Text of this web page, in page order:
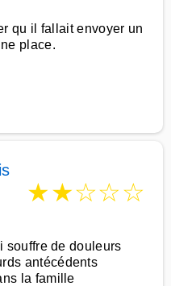
qu il fallait envoyer un
place.
★★☆☆☆
souffre de douleurs
antécédents
la famille